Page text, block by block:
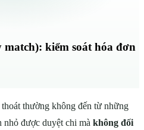
kiểm soát hóa đơn
thường không đến từ những
nhỏ được duyệt chi mà không đối